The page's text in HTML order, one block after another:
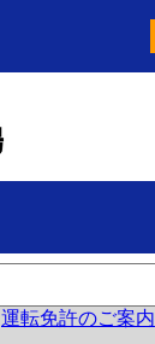
運転免許のご案内